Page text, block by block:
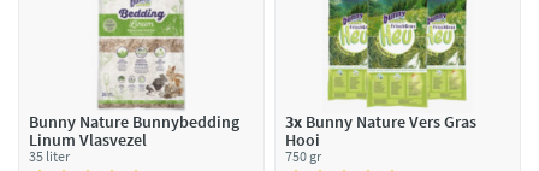
Bunny Nature Bunnybedding
Linum Vlasvezel
35 liter
3x Bunny Nature Vers Gras
Hooi
750 gr